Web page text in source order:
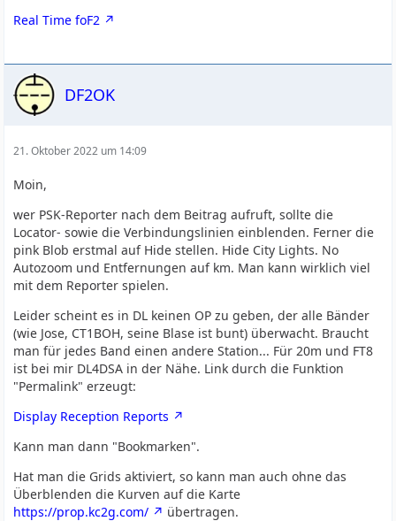
Real Time foF2
DF2OK
21. Oktober 2022 um 14:09
Moin,
wer PSK-Reporter nach dem Beitrag aufruft, sollte die
Locator- sowie die Verbindungslinien einblenden. Ferner die
pink Blob erstmal auf Hide stellen. Hide City Lights. No
Autozoom und Entfernungen auf km. Man kann wirklich viel
mit dem Reporter spielen.
Leider scheint es in DL keinen OP zu geben, der alle Bänder
(wie Jose, CT1BOH, seine Blase ist bunt) überwacht. Braucht
man für jedes Band einen andere Station... Für 20m und FT8
ist bei mir DL4DSA in der Nähe. Link durch die Funktion
"Permalink" erzeugt:
Display Reception Reports
Kann man dann "Bookmarken".
Hat man die Grids aktiviert, so kann man auch ohne das
Überblenden die Kurven auf die Karte
https://prop.kc2g.com/
übertragen.